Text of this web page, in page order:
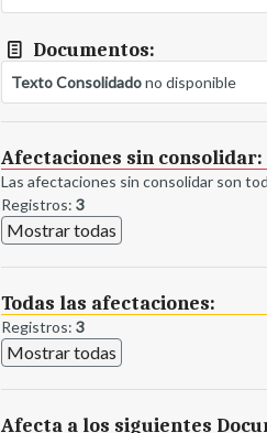
Documentos:
Texto Consolidadono disponible
Afectaciones sin consolidar:
Las afectaciones sin consolidar son
Registros: 3
Mostrar todas
Todas las afectaciones:
Registros: 3
Mostrar todas
Afecta a los siguientes